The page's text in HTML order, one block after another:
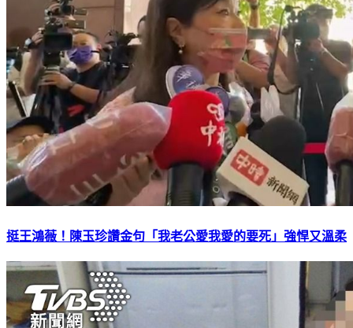
挺王鴻薇！陳玉珍讚金句「我老公愛我愛的要死」強悍又溫柔